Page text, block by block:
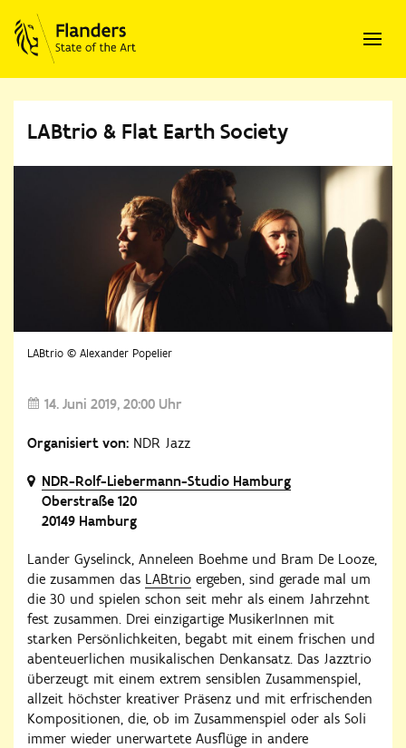
LABtrio & Flat Earth Society
LABtrio © Alexander Popelier
14. Juni 2019 20:00 Uhr
Organisiert von: NDR Jazz
NDR-Rolf-Liebermann-Studio Hamburg
Oberstraße 120
20149 Hamburg
Lander Gyselinck, Anneleen Boehme und Bram De Looze,
die zusammen das LABtrio ergeben, sind gerade mal um
die 30 und spielen schon seit mehr als einem Jahrzehnt
fest zusammen. Drei einzigartige MusikerInnen mit
starken Persönlichkeiten, begabt mit einem frischen und
abenteuerlichen musikalischen Denkansatz. Das Jazztrio
überzeugt mit einem extrem sensiblen Zusammenspiel,
allzeit höchster kreativer Präsenz und mit erfrischenden
Kompositionen, die, ob im Zusammenspiel oder als Soli
immer wieder unerwartete Ausflüge in andere